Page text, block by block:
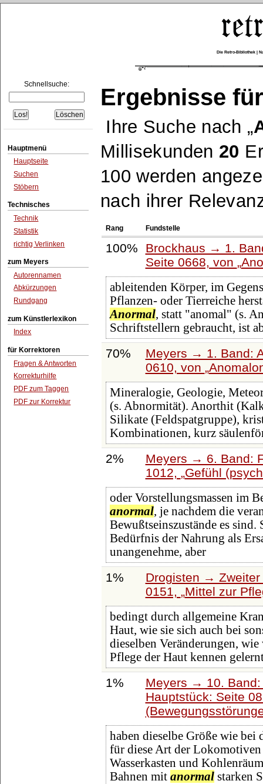
Die Retro-Bibliothek |
Schnellsuche:
Hauptmenü
Hauptseite
Suchen
Stöbern
Technisches
Technik
Statistik
richtig Verlinken
zum Meyers
Autorennamen
Abkürzungen
Rundgang
zum Künstlerlexikon
Index
für Korrektoren
Fragen & Antworten
Korrekturhilfe
PDF zum Taggen
PDF zur Korrektur
Ergebnisse
Ihre Suche nach
Millisekunden 20
100 werden
nach ihrer
Rang Fundstelle
100%
Brockhaus → 1.
Seite 0668, von
ableitenden Körper, im
Pflanzen- oder Tierreiche
Anormal, statt "anomal" (s.
Schriftstellern gebraucht, ist
70%
Meyers → 1. Band:
0610, von
Mineralogie, Geologie,
(s. Abnormität). Anorthit
Silikate (Feldspatgruppe),
Kombinationen, kurz
2%
Meyers → 6. Band:
1012,
Gefühl
oder Vorstellungsmassen im
anormal, je nachdem die
Bewußtseinszustände es
Bedürfnis der Nahrung als
unangenehme, aber
1%
Drogisten →
0151,
Mittel zur
bedingt durch allgemeine
Haut, wie sie sich auch bei
dieselben Veränderungen,
Pflege der Haut kennen
1%
Meyers → 10.
Hauptstück: Seite
haben dieselbe Größe wie
für diese Art der
Wasserkasten und
Bahnen mit anormalstarken